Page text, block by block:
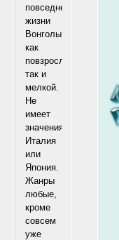
повседневной
жизни
Вонголы,
как
повзрослевшей,
так и
мелкой.
Не
имеет
значения,
Италия
или
Япония.
Жанры
любые,
кроме
совсем
уже